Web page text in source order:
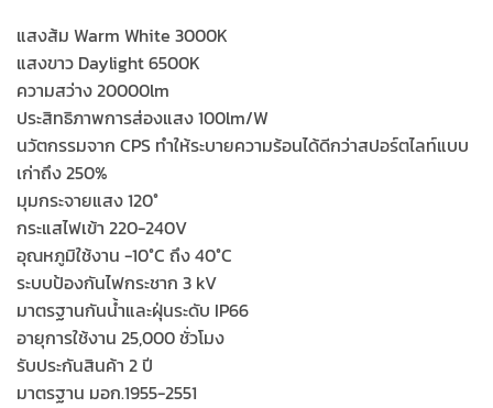
แสงส้ม Warm White 3000K
แสงขาว Daylight 6500K
ความสว่าง 20000lm
ประสิทธิภาพการส่องแสง 100lm/W
นวัตกรรมจาก CPS ทำให้ระบายความร้อนได้ดีกว่าสปอร์ตไลท์แบบ
เก่าถึง 250%
มุมกระจายแสง 120°
กระแสไฟเข้า 220-240V
อุณหภูมิใช้งาน -10°C ถึง 40°C
ระบบป้องกันไฟกระชาก 3 kV
มาตรฐานกันน้ำและฝุ่นระดับ IP66
อายุการใช้งาน 25,000 ชั่วโมง
รับประกันสินค้า 2 ปี
มาตรฐาน มอก.1955-2551